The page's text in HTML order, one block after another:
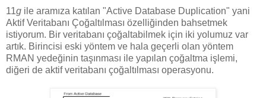
11g ile aramıza katılan "Active Database Duplication" yani
Aktif Veritabanı Çoğaltılması özelliğinden bahsetmek
istiyorum. Bir veritabanı çoğaltabilmek için iki yolumuz var
artık. Birincisi eski yöntem ve hala geçerli olan yöntem
RMAN yedeğinin taşınması ile yapılan çoğaltma işlemi,
diğeri de aktif veritabanı çoğaltılması operasyonu.